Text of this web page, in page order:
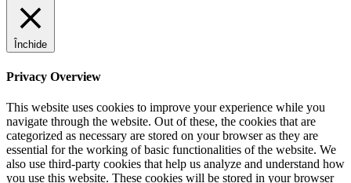
Închide
Privacy Overview
This website uses cookies to improve your experience while you
navigate through the website. Out of these, the cookies that are
categorized as necessary are stored on your browser as they are
essential for the working of basic functionalities of the website. We
also use third-party cookies that help us analyze and understand how
you use this website. These cookies will be stored in your browser